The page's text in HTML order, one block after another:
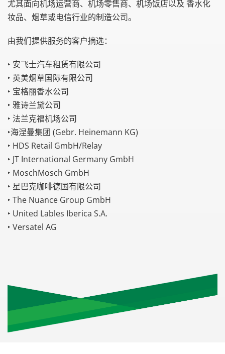
尤其面向机场运营商、机场零售商、机场饭店以及 香水化
妆品、烟草或电信行业的制造公司。
由我们提供服务的客户摘选：
‣ 安飞士汽车租赁有限公司
‣ 英美烟草国际有限公司
‣ 宝格丽香水公司
‣ 雅诗兰黛公司
‣ 法兰克福机场公司
‣海涅曼集团 (Gebr. Heinemann KG)
‣ HDS Retail GmbH/Relay
‣ JT International Germany GmbH
‣ MoschMosch GmbH
‣ 星巴克咖啡德国有限公司
‣ The Nuance Group GmbH
‣ United Lables Iberica S.A.
‣ Versatel AG